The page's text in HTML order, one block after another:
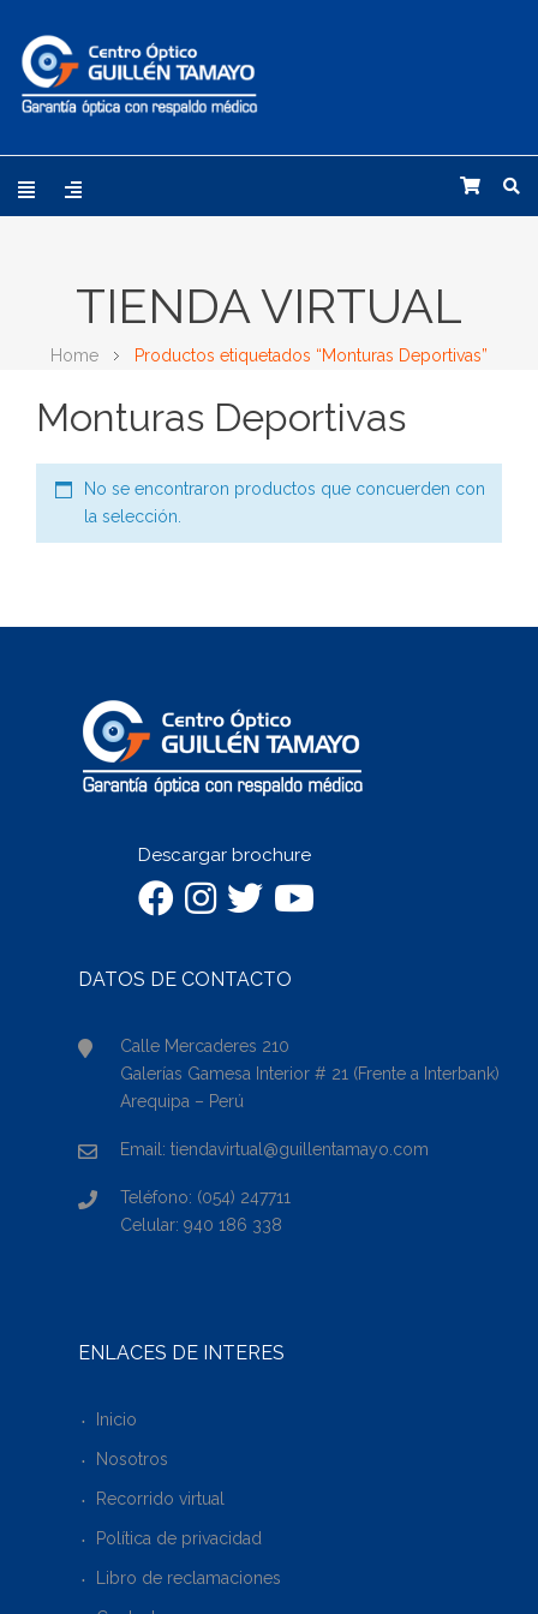
TIENDA VIRTUAL
Home Productos etiquetados “Monturas Deportivas”
Monturas Deportivas
No se encontraron productos que concuerden con
la selección.
Descargar brochure
DATOS DE CONTACTO
Calle Mercaderes 210
Galerías Gamesa Interior # 21 (Frente a Interbank)
Arequipa – Perú
Email: tiendavirtual@guillentamayo.com
Teléfono: (054) 247711
Celular: 940 186 338
ENLACES DE INTERÉS
Inicio
Nosotros
Recorrido virtual
Política de privacidad
Libro de reclamaciones